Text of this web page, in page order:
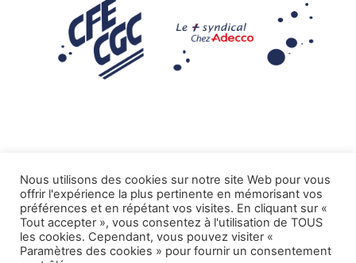
Mentions légales
Tous droits réservés CFE-CGC ADECCO.
Nous utilisons des cookies sur notre site Web pour vous
offrir l'expérience la plus pertinente en mémorisant vos
préférences et en répétant vos visites. En cliquant sur «
Tout accepter », vous consentez à l'utilisation de TOUS
les cookies. Cependant, vous pouvez visiter «
Paramètres des cookies » pour fournir un consentement